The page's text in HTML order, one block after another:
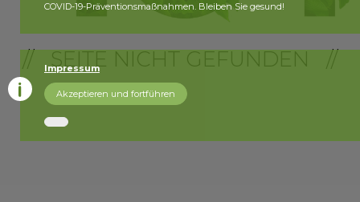
// SEITE NICHT GEFUNDEN //
COVID-19-Präventionsmaßnahmen. Bleiben Sie gesund!
Impressum
Akzeptieren und fortführen